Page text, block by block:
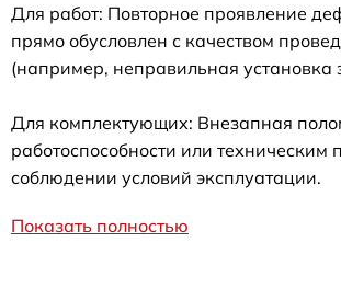
Для работ: Повторное проявление
прямо обусловлен с качеством
(например, неправильная установка
Для комплектующих: Внезапная
работоспособности или
соблюдении условий эксплуатации.
Показать полностью